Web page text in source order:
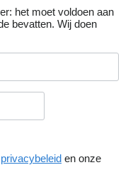
het moet voldoen aan
bevatten. Wij doen
privacybeleid en onze